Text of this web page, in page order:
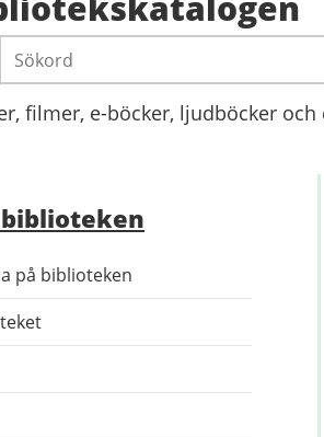
Sökord
filmer, e-böcker, ljudböcker och
på biblioteken